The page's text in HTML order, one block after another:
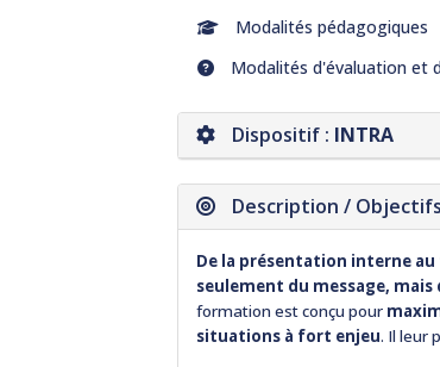
Modalités pédagogiques
Modalités d'évaluation et
Dispositif : INTRA
Description / Objectifs
De la présentation interne
seulement du message,
formation est conçu pour
situations à fort enjeu. Il leur